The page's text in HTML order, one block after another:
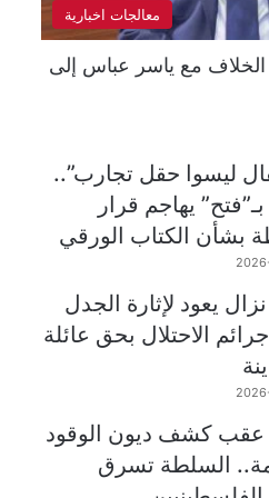
معالجات اخبارية
الخلاف مع ياسر عباس إلى
ليسوا حقل تجارب”..
يهاجم قرار
بشأن الكتاب الورقي
يعود لإثارة الجدل
الاحتلال بحق عائلة
كشف ديون الوقود
السلطة تسرق